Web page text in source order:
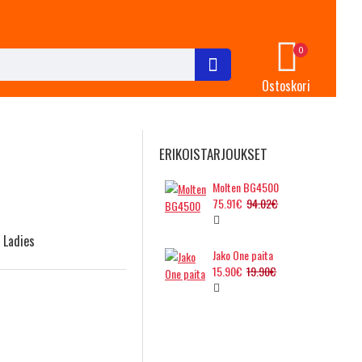
Ostoskori
0
ERIKOISTARJOUKSET
Molten BG4500
75.91€ 94.02€
Jako One paita
15.90€ 19.90€